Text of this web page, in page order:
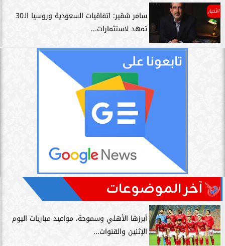
الأخبار
سامر شقير: اتفاقيات السعودية وروسيا الـ30
تمهد لاستثمارات...
آخر الموضوعات
أبرزها الأهلي وسموحة، مواعيد مباريات اليوم
الإثنين والقنوات...